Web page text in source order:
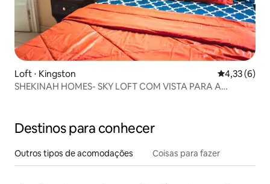
Loft ⋅ Kingston 4,33 de
4,33 (6)
SHEKINAH HOMES- SKY LOFT COM VISTA PARA A
Destinos para conhecer
Outros tipos de acomodações Coisas para fazer